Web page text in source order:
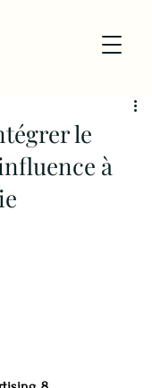
le
à